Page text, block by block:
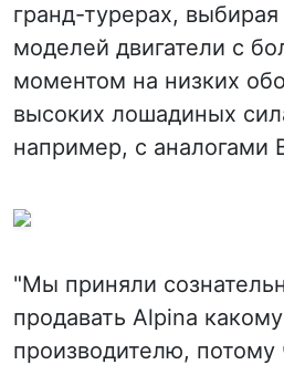
гранд-турерах,
моделей двигатели с
моментом на низких
высоких лошадиных
например, с аналогами
"Мы приняли
продавать Alpina
производителю, потому